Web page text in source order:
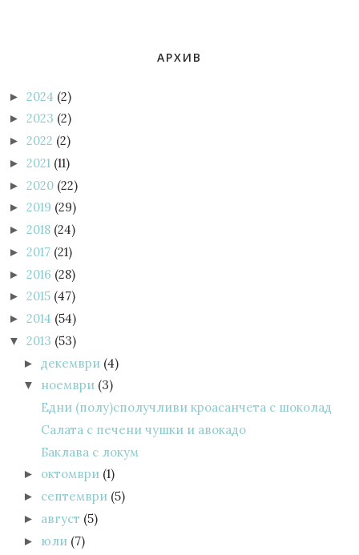
АРХИВ
► 2024 (2)
► 2023 (2)
► 2022 (2)
► 2021 (11)
► 2020 (22)
► 2019 (29)
► 2018 (24)
► 2017 (21)
► 2016 (28)
► 2015 (47)
► 2014 (54)
▼ 2013 (53)
► декември (4)
▼ ноември (3)
Едни (полу)сполучливи кроасанчета с шоколад
Салата с печени чушки и авокадо
Баклава с локум
► октомври (1)
► септември (5)
► август (5)
► юли (7)